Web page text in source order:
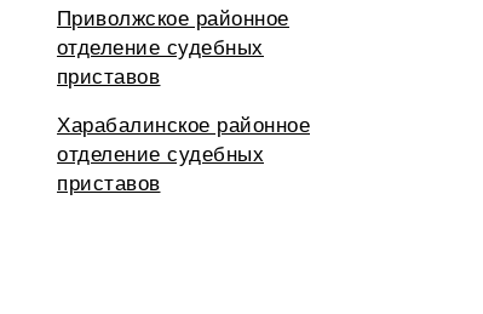
Приволжское районное
отделение судебных
приставов
Харабалинское районное
отделение судебных
приставов